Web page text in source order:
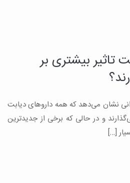
تاثیر بیشتری بر
نشان می‌دهد که همه داروهای دیابت
و در حالی که برخی از جدیدترین
[…]